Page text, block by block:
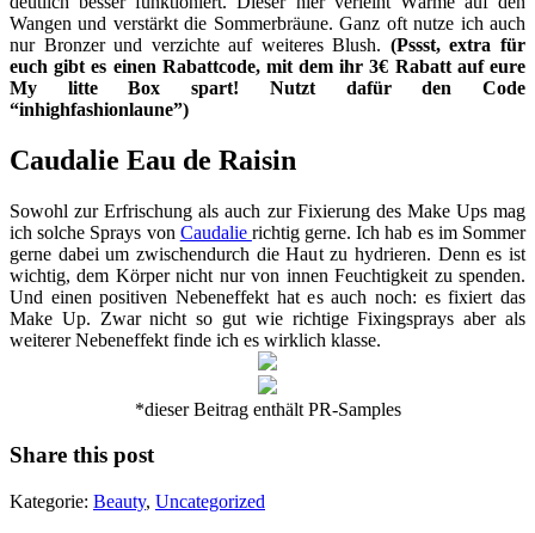
Wangen und verstärkt die Sommerbräune. Ganz oft nutze ich auch
nur Bronzer und verzichte auf weiteres Blush. (Pssst, extra für
euch gibt es einen Rabattcode, mit dem ihr 3€ Rabatt auf eure
My litte Box spart! Nutzt dafür den Code
“inhighfashionlaune”)
Caudalie Eau de Raisin
Sowohl zur Erfrischung als auch zur Fixierung des Make Ups mag
ich solche Sprays von Caudalie richtig gerne. Ich hab es im Sommer
gerne dabei um zwischendurch die Haut zu hydrieren. Denn es ist
wichtig, dem Körper nicht nur von innen Feuchtigkeit zu spenden.
Und einen positiven Nebeneffekt hat es auch noch: es fixiert das
Make Up. Zwar nicht so gut wie richtige Fixingsprays aber als
weiterer Nebeneffekt finde ich es wirklich klasse.
*dieser Beitrag enthält PR-Samples
Share this post
Kategorie: Beauty, Uncategorized